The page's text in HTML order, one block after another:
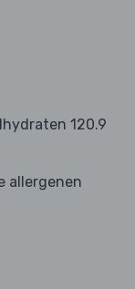
120.9
allergenen